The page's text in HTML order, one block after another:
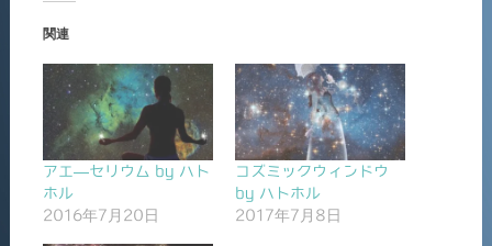
関連
アエ―セリウム by ハト
ホル
2016年7月20日
コズミックウィンドウ
by ハトホル
2017年7月8日